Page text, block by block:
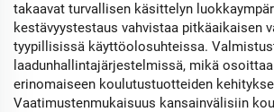
takaavat turvallisen käsittelyn
kestävyystestaus vahvistaa pitkäaikaisen
tyypillisissä käyttöolosuhteissa.
laadunhallintajärjestelmissä, mikä
erinomaiseen koulutustuotteiden
Vaatimustenmukaisuus kansainvälisiin